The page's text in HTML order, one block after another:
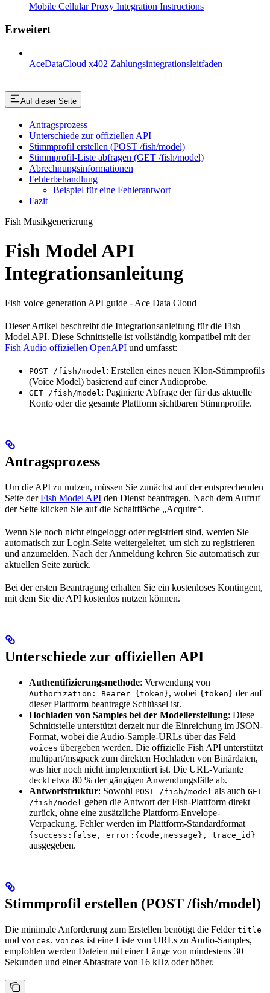
Mobile Cellular Proxy Integration Instructions
Erweitert
AceDataCloud x402 Zahlungsintegrationsleitfaden
Auf dieser Seite
Antragsprozess
Unterschiede zur offiziellen API
Stimmprofil erstellen (POST /fish/model)
Stimmprofil-Liste abfragen (GET /fish/model)
Abrechnungsinformationen
Fehlerbehandlung
Beispiel für eine Fehlerantwort
Fazit
Fish Musikgenerierung
Fish Model API
Integrationsanleitung
Fish voice generation API guide - Ace Data Cloud
Dieser Artikel beschreibt die Integrationsanleitung für die Fish
Model API. Diese Schnittstelle ist vollständig kompatibel mit der
Fish Audio offiziellen OpenAPI und umfasst:
POST /fish/model : Erstellen eines neuen Klon-Stimmprofils
(Voice Model) basierend auf einer Audioprobe.
GET /fish/model : Paginierte Abfrage der für das aktuelle
Konto oder die gesamte Plattform sichtbaren Stimmprofile.
Antragsprozess
Um die API zu nutzen, müssen Sie zunächst auf der entsprechenden
Seite derFish Model API den Dienst beantragen. Nach dem Aufruf
der Seite klicken Sie auf die Schaltfläche „Acquire“.
Wenn Sie noch nicht eingeloggt oder registriert sind, werden Sie
automatisch zur Login-Seite weitergeleitet, um sich zu registrieren
und anzumelden. Nach der Anmeldung kehren Sie automatisch zur
aktuellen Seite zurück.
Bei der ersten Beantragung erhalten Sie ein kostenloses Kontingent,
mit dem Sie die API kostenlos nutzen können.
Unterschiede zur offiziellen API
Authentifizierungsmethode: Verwendung von
Authorization: Bearer {token}, wobei {token} der auf
dieser Plattform beantragte Schlüssel ist.
Hochladen von Samples bei der Modellerstellung: Diese
Schnittstelle unterstützt derzeit nur die Einreichung im JSON-
Format, wobei die Audio-Sample-URLs über das Feld
voices übergeben werden. Die offizielle Fish API unterstützt
multipart/msgpack zum direkten Hochladen von Binärdaten,
was hier noch nicht implementiert ist. Die URL-Variante
deckt etwa 80 % der gängigen Anwendungsfälle ab.
Antwortstruktur: Sowohl POST /fish/model als auch GET
/fish/model geben die Antwort der Fish-Plattform direkt
zurück, ohne eine zusätzliche Plattform-Envelope-
Verpackung. Fehler werden im Plattform-Standardformat
{success:false, error:{code,message}, trace_id}
ausgegeben.
Stimmprofil erstellen (POST /fish/model)
Die minimale Anforderung zum Erstellen benötigt die Felder title
und voices. voices ist eine Liste von URLs zu Audio-Samples,
empfohlen werden Dateien mit einer Länge von mindestens 30
Sekunden und einer Abtastrate von 16 kHz oder höher.